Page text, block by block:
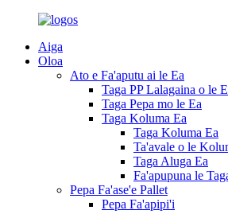
Aiga
Oloa
Ato e Fa'aputu ai le Ea
Taga PP Lalagaina o le
Taga Pepa mo le Ea
Taga Koluma Ea
Taga Koluma Ea
Ta'avale o le
Taga Aluga Ea
Fa'apupuna le
Pepa Fa'ase'e Pallet
Pepa Fa'apipi'i